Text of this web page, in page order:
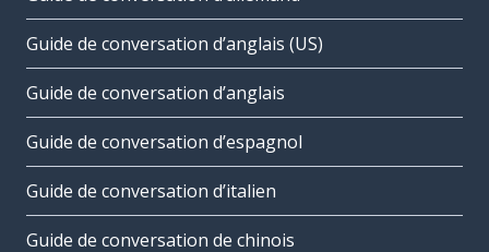
Guide de conversation d’anglais (US)
Guide de conversation d’anglais
Guide de conversation d’espagnol
Guide de conversation d’italien
Guide de conversation de chinois